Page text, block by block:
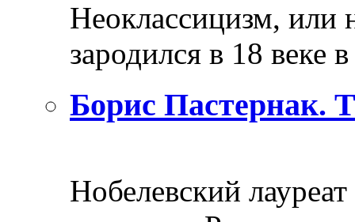
Неоклассицизм, или
зародился в 18 веке
Борис Пастернак.
Нобелевский